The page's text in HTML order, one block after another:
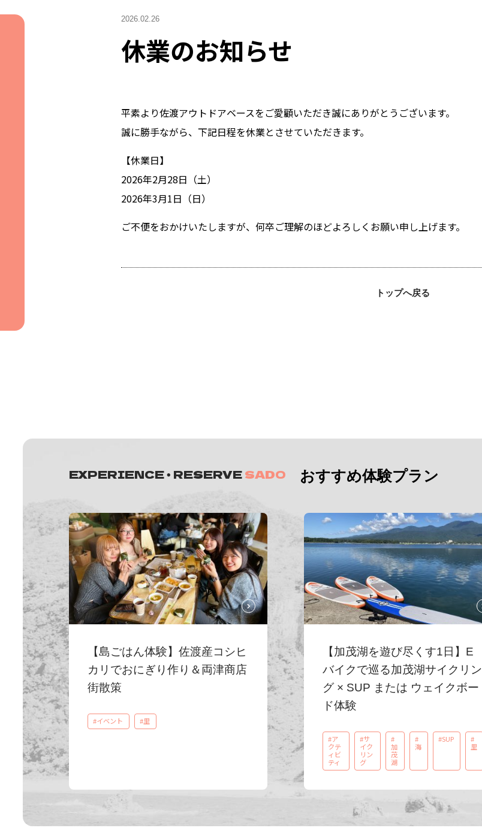
2026.02.26
休業のお知らせ
平素より佐渡アウトドアベースをご愛顧いただき誠にありがとうございます。
誠に勝手ながら、下記日程を休業とさせていただきます。
【休業日】
2026年2月28日（土）
2026年3月1日（日）
ご不便をおかけいたしますが、何卒ご理解のほどよろしくお願い申し上げます。
トップへ戻る
EXPERIENCE ・ RESERVESADO おすすめ体験プラン
【島ごはん体験】佐渡産コシヒ
カリでおにぎり作り＆両津商店
街散策
#イベント #里
【加茂湖を遊び尽くす1日】E
バイクで巡る加茂湖サイクリン
グ × SUP または ウェイクボー
ド体験
#ア
クテ
ィビ
ティ
#サ
イク
リン
グ
#
加
茂
湖
#
海
#SUP
#
里